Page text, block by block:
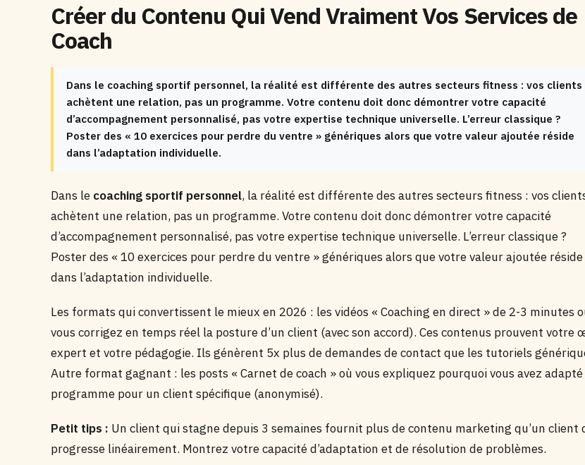
Créer du Contenu Qui Vend Vraiment Vos Services de
Coach
Dans le coaching sportif personnel, la réalité est différente des autres secteurs fitness : vos clients
achètent une relation, pas un programme. Votre contenu doit donc démontrer votre capacité
d’accompagnement personnalisé, pas votre expertise technique universelle. L’erreur classique ?
Poster des « 10 exercices pour perdre du ventre » génériques alors que votre valeur ajoutée réside
dans l’adaptation individuelle.
Dans le coaching sportif personnel, la réalité est différente des autres secteurs fitness : vos
achètent une relation, pas un programme. Votre contenu doit donc démontrer votre capacité
d’accompagnement personnalisé, pas votre expertise technique universelle. L’erreur classique ?
Poster des « 10 exercices pour perdre du ventre » génériques alors que votre valeur ajoutée réside
dans l’adaptation individuelle.
Les formats qui convertissent le mieux en 2026 : les vidéos « Coaching en direct » de 2-3 minutes
vous corrigez en temps réel la posture d’un client (avec son accord). Ces contenus prouvent votre
expert et votre pédagogie. Ils génèrent 5x plus de demandes de contact que les tutoriels
Autre format gagnant : les posts « Carnet de coach » où vous expliquez pourquoi vous avez
programme pour un client spécifique (anonymisé).
Petit tips : Un client qui stagne depuis 3 semaines fournit plus de contenu marketing qu’un client
progresse linéairement. Montrez votre capacité d’adaptation et de résolution de problèmes.